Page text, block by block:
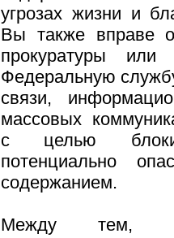
угрозах жизни и
Вы также вправе
прокуратуры или
Федеральную
связи,
массовых
с целью
потенциально
содержанием.
Между тем,